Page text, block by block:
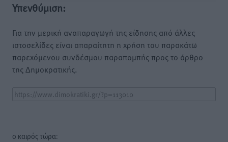
Υπενθύμιση:
Για την μερική αναπαραγωγή της είδησης από άλλες
ιστοσελίδες είναι απαραίτητη η χρήση του παρακάτω
παρεχόμενου συνδέσμου παραπομπής προς το άρθρο
της Δημοκρατικής.
o καιρός τώρα: